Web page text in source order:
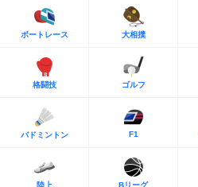
ボートレース 大相撲
格闘技 ゴルフ
バドミントン F1
陸上 Bリーグ